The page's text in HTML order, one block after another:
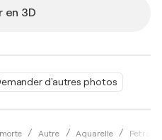
d'autres photos
Autre Aquarelle Petra
en 3D